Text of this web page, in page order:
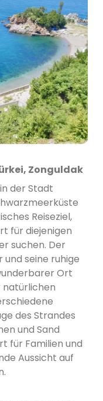
Zonguldak
der Stadt
Reiseziel,
für diejenigen
suchen. Der
und seine ruhige
Ort
natürlichen
des Strandes
und Sand
für Familien und
Aussicht auf